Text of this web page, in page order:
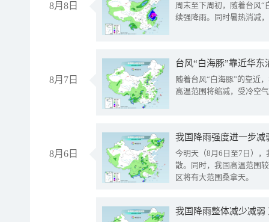
8月8日
周末至下周初，随着台风“
续强降雨。同时暑热消减
8月7日
台风“白海豚”靠近华
随着台风“白海豚”的靠近
高温范围将缩减，受冷空
8月6日
今明天（8月6日至7日）
散。同时，我国高温范围
区将有大范围桑拿天。
我国降雨整体减少减弱